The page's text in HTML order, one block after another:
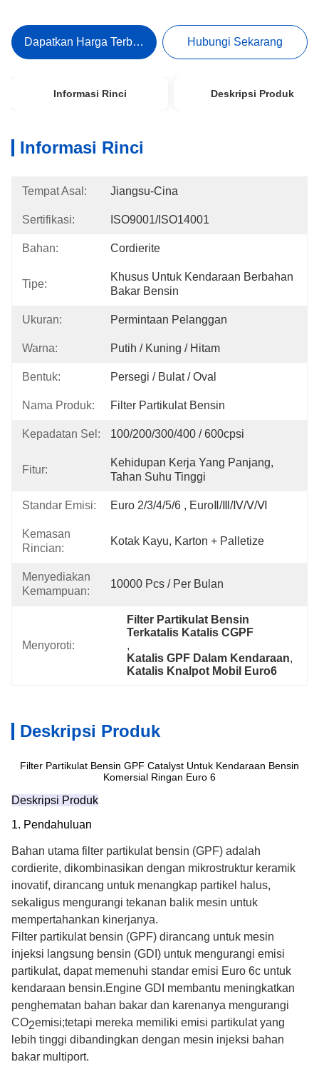
Dapatkan Harga Terbaik Hubungi Sekarang
Informasi Rinci Deskripsi Produk
Informasi Rinci
Tempat Asal: Jiangsu-Cina
Sertifikasi: ISO9001/ISO14001
Bahan: Cordierite
Tipe:
Khusus Untuk Kendaraan Berbahan
Bakar Bensin
Ukuran: Permintaan Pelanggan
Warna: Putih / Kuning / Hitam
Bentuk: Persegi / Bulat / Oval
Nama Produk: Filter Partikulat Bensin
Kepadatan Sel: 100/200/300/400 / 600cpsi
Fitur:
Kehidupan Kerja Yang Panjang,
Tahan Suhu Tinggi
Standar Emisi: Euro 2/3/4/5/6 , EuroⅡ/Ⅲ/Ⅳ/Ⅴ/Ⅵ
Kemasan
Rincian:
Kotak Kayu, Karton + Palletize
Menyediakan
Kemampuan:
10000 Pcs / Per Bulan
Menyoroti:
Filter Partikulat Bensin
Terkatalis Katalis CGPF
,
Katalis GPF Dalam Kendaraan
Katalis Knalpot Mobil Euro6
Deskripsi Produk
Filter Partikulat Bensin GPF Catalyst Untuk Kendaraan Bensin
Komersial Ringan Euro 6
Deskripsi Produk
1. Pendahuluan
Bahan utama filter partikulat bensin (GPF) adalah
cordierite, dikombinasikan dengan mikrostruktur keramik
inovatif, dirancang untuk menangkap partikel halus,
sekaligus mengurangi tekanan balik mesin untuk
mempertahankan kinerjanya.
Filter partikulat bensin (GPF) dirancang untuk mesin
injeksi langsung bensin (GDI) untuk mengurangi emisi
partikulat, dapat memenuhi standar emisi Euro 6c untuk
kendaraan bensin.Engine GDI membantu meningkatkan
penghematan bahan bakar dan karenanya mengurangi
CO2emisi;tetapi mereka memiliki emisi partikulat yang
lebih tinggi dibandingkan dengan mesin injeksi bahan
bakar multiport.